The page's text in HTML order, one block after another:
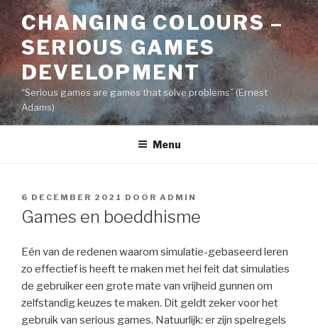
Naar
de
inhoud
springen
CHANGING COLOURS –
SERIOUS GAMES
DEVELOPMENT
“Serious games are games that solve problems” (Ernest
Adams)
Menu
GEPLAATST
OP
6 DECEMBER 2021 DOOR ADMIN
Games en boeddhisme
Eén van de redenen waarom simulatie-gebaseerd leren
zo effectief is heeft te maken met hei feit dat simulaties
de gebruiker een grote mate van vrijheid gunnen om
zelfstandig keuzes te maken. Dit geldt zeker voor het
gebruik van serious games. Natuurlijk: er zijn spelregels